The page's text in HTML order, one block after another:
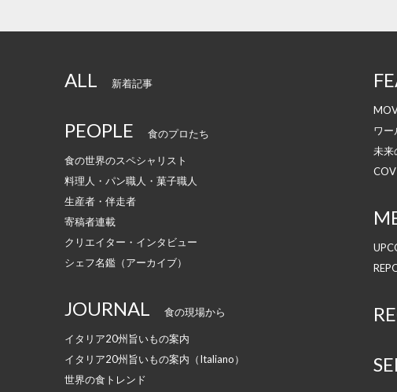
ALL 新着記事
PEOPLE 食のプロたち
食の世界のスペシャリスト
料理人・パン職人・菓子職人
生産者・伴走者
寄稿者連載
クリエイター・インタビュー
シェフ名鑑（アーカイブ）
JOURNAL 食の現場から
イタリア20州旨いもの案内
イタリア20州旨いもの案内（Italiano）
世界の食トレンド
ワー
未来